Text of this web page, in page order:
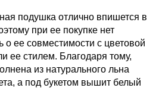
подушка отлично впишется в
при ее покупке нет
о ее совместимости с цветовой
ее стилем. Благодаря тому,
из натурального льна
а под букетом вышит белый